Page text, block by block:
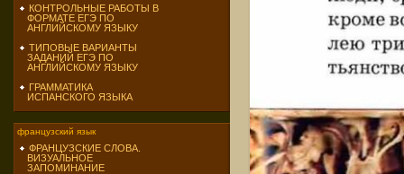
КОНТРОЛЬНЫЕ РАБОТЫ В
ФОРМАТЕ ЕГЭ ПО
АНГЛИЙСКОМУ ЯЗЫКУ
ТИПОВЫЕ ВАРИАНТЫ
ЗАДАНИЙ ЕГЭ ПО
АНГЛИЙСКОМУ ЯЗЫКУ
ГРАММАТИКА
ИСПАНСКОГО ЯЗЫКА
французский язык
ФРАНЦУЗСКИЕ СЛОВА.
ВИЗУАЛЬНОЕ
ЗАПОМИНАНИЕ